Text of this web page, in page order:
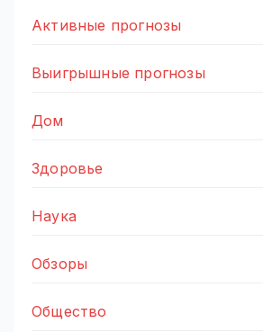
Активные прогнозы
Выигрышные прогнозы
Дом
Здоровье
Наука
Обзоры
Общество